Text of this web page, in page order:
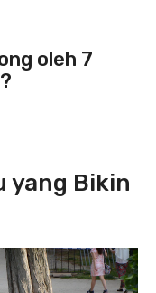
oleh 7
yang Bikin